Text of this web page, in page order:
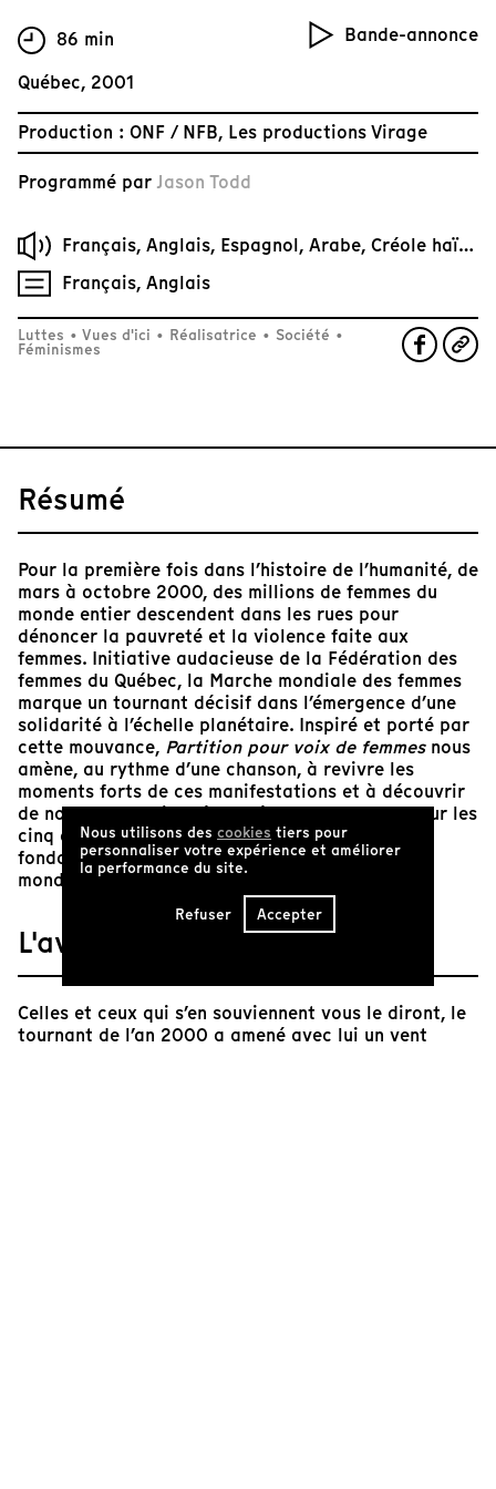
Bande-annonce
86 min
Québec, 2001
Production : ONF / NFB, Les productions Virage
Programmé par Jason Todd
Français, Anglais, Espagnol, Arabe, Créole haïtien, Portugais, Philippin, etc.
Français, Anglais
Luttes • Vues d'ici • Réalisatrice • Société •
Féminismes
Résumé
Pour la première fois dans l’histoire de l’humanité, de
mars à octobre 2000, des millions de femmes du
monde entier descendent dans les rues pour
dénoncer la pauvreté et la violence faite aux
femmes. Initiative audacieuse de la Fédération des
femmes du Québec, la Marche mondiale des femmes
marque un tournant décisif dans l’émergence d’une
solidarité à l’échelle planétaire. Inspiré et porté par
cette mouvance, Partition pour voix de femmesnous
amène, au rythme d’une chanson, à revivre les
moments forts de ces manifestations et à découvrir
de nouveaux projets élaborés par des femmes sur les
cinq continents, présentant ainsi la proposition
fondamentale des femmes visant à changer le
monde.
L'avis de Tënk
Celles et ceux qui s’en souviennent vous le diront, le
tournant de l’an 2000 a amené avec lui un vent
Nous utilisons des cookies tiers pour
personnaliser votre expérience et améliorer
la performance du site.
Refuser Accepter